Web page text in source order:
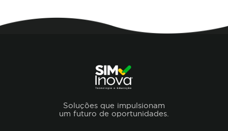
Soluções que impulsionam
um futuro de oportunidades.